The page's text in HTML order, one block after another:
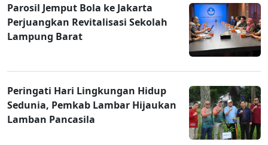
Parosil Jemput Bola ke Jakarta
Perjuangkan Revitalisasi Sekolah
Lampung Barat
Peringati Hari Lingkungan Hidup
Sedunia, Pemkab Lambar Hijaukan
Lamban Pancasila